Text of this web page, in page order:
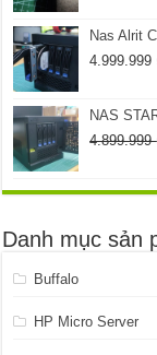
Nas Alrit
4.999.999
NAS
4.899.999
Danh mục sản
Buffalo
HP Micro Server